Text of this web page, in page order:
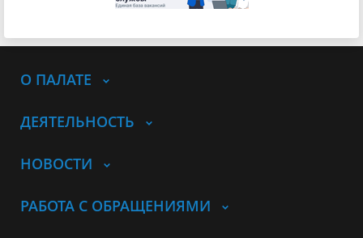
О ПАЛАТЕ
ДЕЯТЕЛЬНОСТЬ
НОВОСТИ
РАБОТА С ОБРАЩЕНИЯМИ